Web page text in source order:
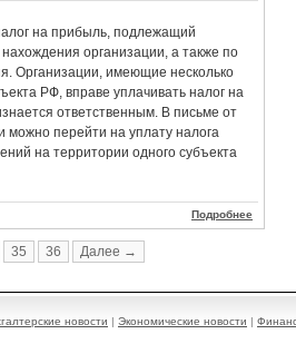
на прибыль, подлежащий
организации, а также по
Организации, имеющие несколько
РФ, вправе уплачивать налог на
ответственным. В письме от
перейти на уплату налога
на территории одного субъекта
Подробнее
35 36 Далее →
новости | Экономические новости |